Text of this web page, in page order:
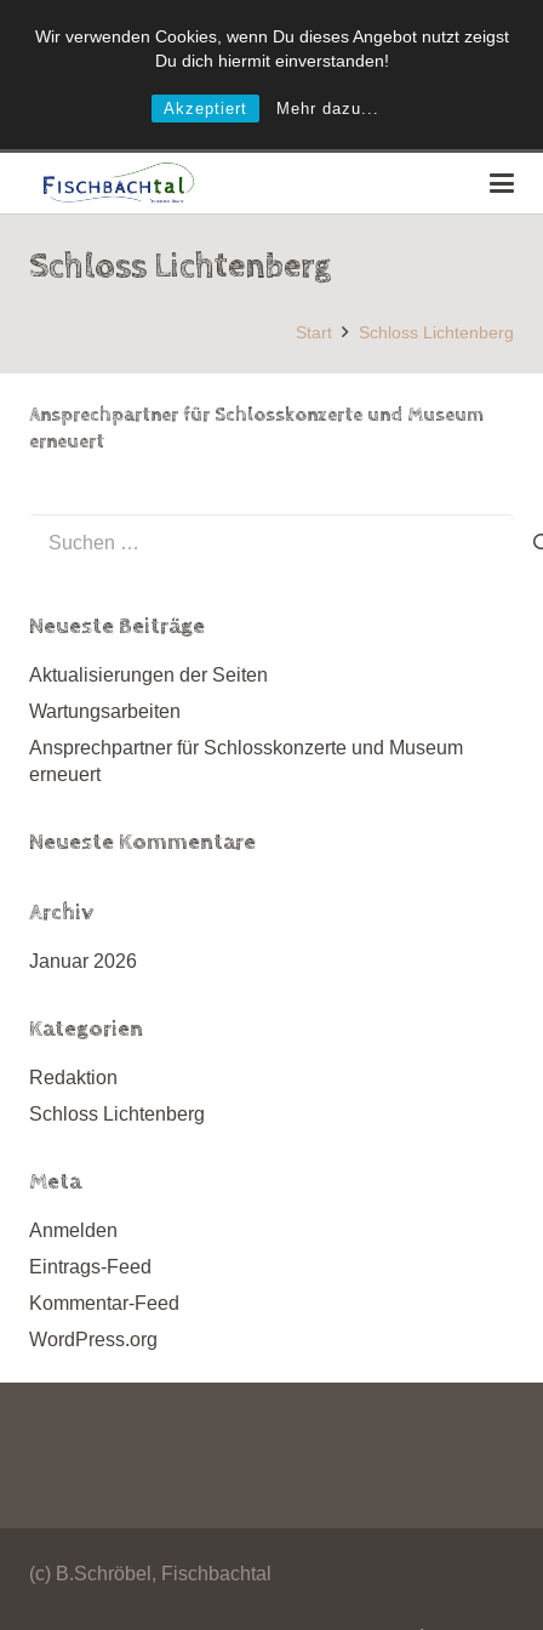
Wir verwenden Cookies, wenn Du dieses Angebot nutzt zeigst
Du dich hiermit einverstanden!
Akzeptiert Mehr dazu...
Schloss Lichtenberg
Start Schloss Lichtenberg
Ansprechpartner für Schlosskonzerte und Museum
erneuert
Neueste Beiträge
Aktualisierungen der Seiten
Wartungsarbeiten
Ansprechpartner für Schlosskonzerte und Museum
erneuert
Neueste Kommentare
Archiv
Januar 2026
Kategorien
Redaktion
Schloss Lichtenberg
Meta
Anmelden
Eintrags-Feed
Kommentar-Feed
WordPress.org
(c) B.Schröbel, Fischbachtal